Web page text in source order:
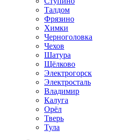
Талдом
Фрязино
Химки
Черноголовка
Чехов
Шатура
Щёлково
Электрогорск
Электросталь
Владимир
Калуга
Орёл
Тверь
Тула